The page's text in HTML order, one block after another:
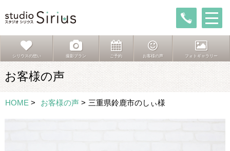
シリウスの想い 撮影プラン ご予約 お客様の声 フォトギャラリー
お客様の声
HOME > お客様の声 > 三重県鈴鹿市のしぃ様